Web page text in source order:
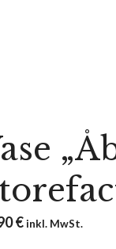
€ inkl. MwSt.